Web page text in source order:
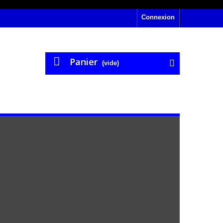
Connexion
Panier (vide)